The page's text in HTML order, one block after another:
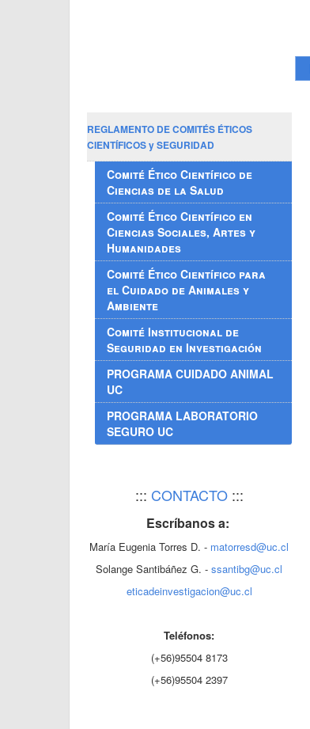
REGLAMENTO DE COMITÉS ÉTICOS
CIENTÍFICOS y SEGURIDAD
Comité Ético Científico de
Ciencias de la Salud
Comité Ético Científico en
Ciencias Sociales, Artes y
Humanidades
Comité Ético Científico para
el Cuidado de Animales y
Ambiente
Comité Institucional de
Seguridad en Investigación
PROGRAMA CUIDADO ANIMAL
UC
PROGRAMA LABORATORIO
SEGURO UC
::: CONTACTO:::
Escríbanos a:
María Eugenia Torres D. - matorresd@uc.cl
Solange Santibáñez G. -ssantibg@uc.cl
eticadeinvestigacion@uc.cl
Teléfonos:
(+56)95504 8173
(+56)95504 2397